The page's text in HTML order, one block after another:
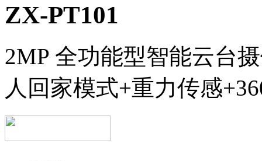
ZX-PT101
2MP 全功能型智能云台
人回家模式+重力传感